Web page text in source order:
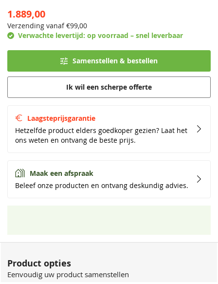
1.889,00
Verzending vanaf €99,00
Verwachte levertijd: op voorraad – snel leverbaar
Laagsteprijsgarantie
Hetzelfde product elders goedkoper gezien? Laat het
ons weten en ontvang de beste prijs.
Maak een afspraak
Beleef onze producten en ontvang deskundig advies.
Samenstellen & bestellen
Ik wil een scherpe offerte
Product opties
Eenvoudig uw product samenstellen